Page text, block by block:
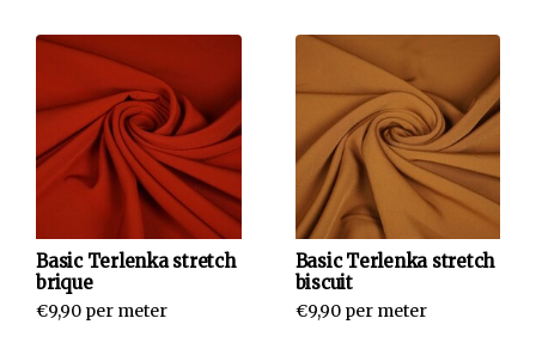
Basic Terlenka stretch
brique
€9,90 per meter
Basic Terlenka stretch
biscuit
€9,90 per meter